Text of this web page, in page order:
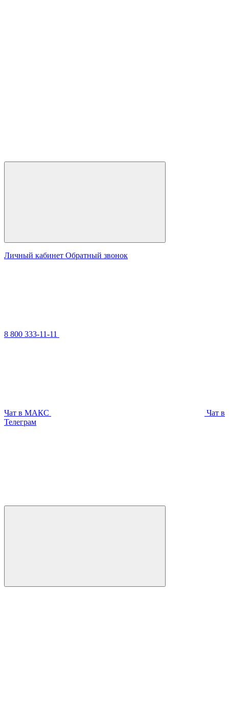
Личный кабинет Обратный звонок
8 800 333-11-11
Чат в МАКС
Чат в
Телеграм